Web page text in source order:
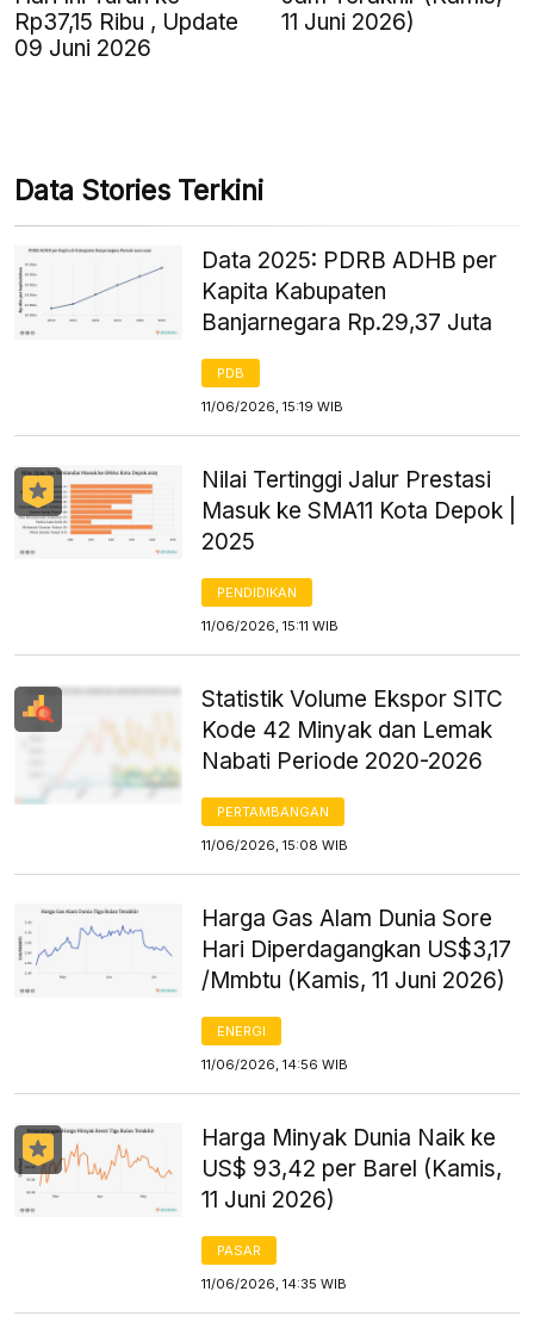
Rp37,15 Ribu , Update
09 Juni 2026
11 Juni 2026)
Data Stories Terkini
Data 2025: PDRB ADHB per
Kapita Kabupaten
Banjarnegara Rp.29,37 Juta
PDB
11/06/2026, 15:19 WIB
Nilai Tertinggi Jalur Prestasi
Masuk ke SMA11 Kota Depok |
2025
PENDIDIKAN
11/06/2026, 15:11 WIB
Statistik Volume Ekspor SITC
Kode 42 Minyak dan Lemak
Nabati Periode 2020-2026
PERTAMBANGAN
11/06/2026, 15:08 WIB
Harga Gas Alam Dunia Sore
Hari Diperdagangkan US$3,17
/Mmbtu (Kamis, 11 Juni 2026)
ENERGI
11/06/2026, 14:56 WIB
Harga Minyak Dunia Naik ke
US$ 93,42 per Barel (Kamis,
11 Juni 2026)
PASAR
11/06/2026, 14:35 WIB